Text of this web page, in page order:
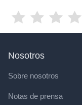
Nosotros
Sobre nosotros
Notas de prensa